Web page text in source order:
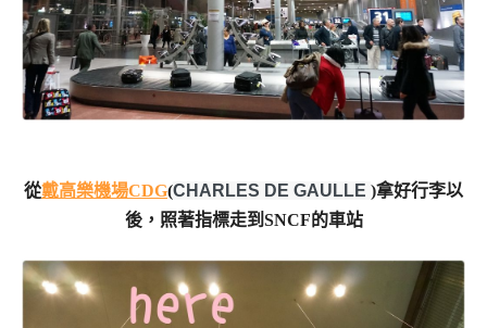
從戴高樂機場CDG(CHARLES DE GAULLE )拿好行李以
後，照著指標走到SNCF的車站